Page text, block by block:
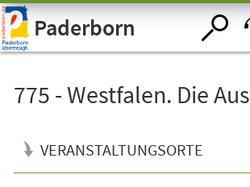
Visuelle
Assistenzsoftware
öffnen.Paderborn
775 - Westfalen. Die
VERANSTALTUNGSORTE